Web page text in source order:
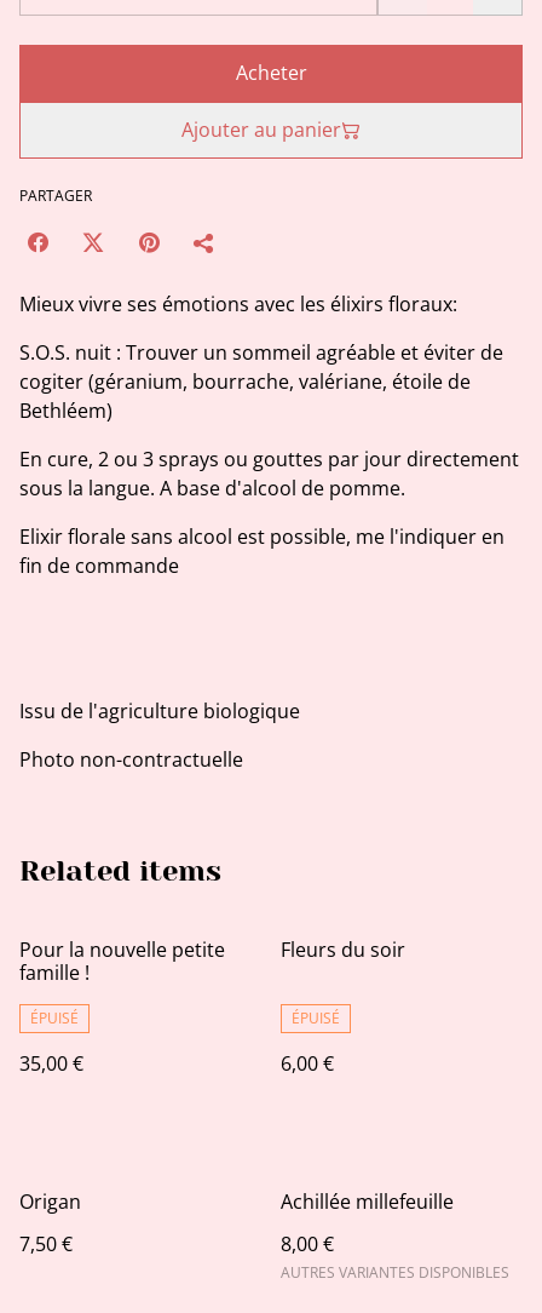
Acheter
Ajouter au panier
PARTAGER
Mieux vivre ses émotions avec les élixirs floraux:
S.O.S. nuit : Trouver un sommeil agréable et éviter de
cogiter (géranium, bourrache, valériane, étoile de
Bethléem)
En cure, 2 ou 3 sprays ou gouttes par jour directement
sous la langue. A base d'alcool de pomme.
Elixir florale sans alcool est possible, me l'indiquer en
fin de commande
Issu de l'agriculture biologique
Photo non-contractuelle
Related items
Pour la nouvelle petite
famille !
ÉPUISÉ
35,00 €
Fleurs du soir
ÉPUISÉ
6,00 €
Origan
7,50 €
Achillée millefeuille
8,00 €
AUTRES VARIANTES DISPONIBLES